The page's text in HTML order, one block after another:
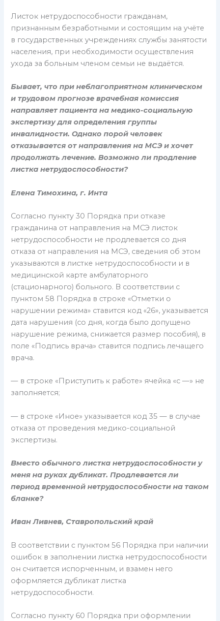
Листок нетрудоспособности гражданам,
признанным безработными и состоящим на учёте
в государственных учреждениях службы занятости
населения, при необходимости осуществления
ухода за больным членом семьи не выдаётся.
Бывает, что при неблагоприятном клиническом
и трудовом прогнозе врачебная комиссия
направляет пациента на медико-социальную
экспертизу для определения группы
инвалидности. Однако порой человек
отказывается от направления на МСЭ и хочет
продолжать лечение. Возможно ли продление
листка нетрудоспособности?
Елена Тимохина, г. Инта
Согласно пункту 30 Порядка при отказе
гражданина от направления на МСЭ листок
нетрудоспособности не продлевается со дня
отказа от направления на МСЭ, сведения об этом
указываются в листке нетрудоспособности и в
медицинской карте амбулаторного
(стационарного) больного. В соответствии с
пунктом 58 Порядка в строке «Отметки о
нарушении режима» ставится код «26», указывается
дата нарушения (со дня, когда было допущено
нарушение режима, снижается размер пособия), в
поле «Подпись врача» ставится подпись лечащего
врача.
— в строке «Приступить к работе» ячейка «с —» не
заполняется;
— в строке «Иное» указывается код 35 — в случае
отказа от проведения медико-социальной
экспертизы.
Вместо обычного листка нетрудоспособности у
меня на руках дубликат. Продлевается ли
период временной нетрудоспособности на таком
бланке?
Иван Ливнев, Ставропольский край
В соответствии с пунктом 56 Порядка при наличии
ошибок в заполнении листка нетрудоспособности
он считается испорченным, и взамен него
оформляется дубликат листка
нетрудоспособности.
Согласно пункту 60 Порядка при оформлении